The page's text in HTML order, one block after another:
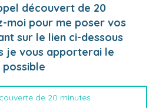
découvert de 20
moi pour me poser vos
sur le lien ci-dessous
je vous apporterai le
de 20 minutes